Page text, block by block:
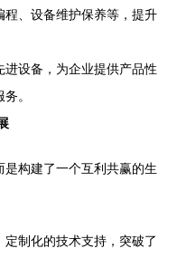
、设备维护保养等，提升
进设备，为企业提供产品性
。
构建了一个互利共赢的生
定制化的技术支持，突破了